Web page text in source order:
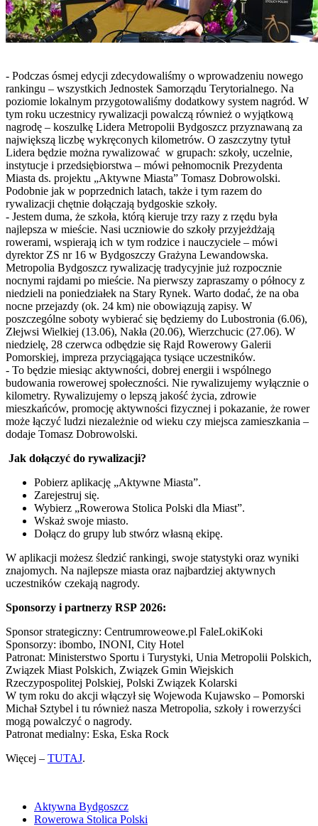
- Podczas ósmej edycji zdecydowaliśmy o wprowadzeniu nowego
rankingu – wszystkich Jednostek Samorządu Terytorialnego. Na
poziomie lokalnym przygotowaliśmy dodatkowy system nagród. W
tym roku uczestnicy rywalizacji powalczą również o wyjątkową
nagrodę – koszulkę Lidera Metropolii Bydgoszcz przyznawaną za
największą liczbę wykręconych kilometrów. O zaszczytny tytuł
Lidera będzie można rywalizować w grupach: szkoły, uczelnie,
instytucje i przedsiębiorstwa – mówi pełnomocnik Prezydenta
Miasta ds. projektu „Aktywne Miasta” Tomasz Dobrowolski.
Podobnie jak w poprzednich latach, także i tym razem do
rywalizacji chętnie dołączają bydgoskie szkoły.
- Jestem duma, że szkoła, którą kieruje trzy razy z rzędu była
najlepsza w mieście. Nasi uczniowie do szkoły przyjeżdżają
rowerami, wspierają ich w tym rodzice i nauczyciele – mówi
dyrektor ZS nr 16 w Bydgoszczy Grażyna Lewandowska.
Metropolia Bydgoszcz rywalizację tradycyjnie już rozpocznie
nocnymi rajdami po mieście. Na pierwszy zapraszamy o północy z
niedzieli na poniedziałek na Stary Rynek. Warto dodać, że na oba
nocne przejazdy (ok. 24 km) nie obowiązują zapisy. W
poszczególne soboty wybierać się będziemy do Lubostronia (6.06),
Złejwsi Wielkiej (13.06), Nakła (20.06), Wierzchucic (27.06). W
niedzielę, 28 czerwca odbędzie się Rajd Rowerowy Galerii
Pomorskiej, impreza przyciągająca tysiące uczestników.
- To będzie miesiąc aktywności, dobrej energii i wspólnego
budowania rowerowej społeczności. Nie rywalizujemy wyłącznie o
kilometry. Rywalizujemy o lepszą jakość życia, zdrowie
mieszkańców, promocję aktywności fizycznej i pokazanie, że rower
może łączyć ludzi niezależnie od wieku czy miejsca zamieszkania –
dodaje Tomasz Dobrowolski.
Jak dołączyć do rywalizacji?
Pobierz aplikację „Aktywne Miasta”.
Zarejestruj się.
Wybierz „Rowerowa Stolica Polski dla Miast”.
Wskaż swoje miasto.
Dołącz do grupy lub stwórz własną ekipę.
W aplikacji możesz śledzić rankingi, swoje statystyki oraz wyniki
znajomych. Na najlepsze miasta oraz najbardziej aktywnych
uczestników czekają nagrody.
Sponsorzy i partnerzy RSP 2026:
Sponsor strategiczny: Centrumroweowe.pl FaleLokiKoki
Sponsorzy: ibombo, INONI, City Hotel
Patronat: Ministerstwo Sportu i Turystyki, Unia Metropolii Polskich,
Związek Miast Polskich, Związek Gmin Wiejskich
Rzeczypospolitej Polskiej, Polski Związek Kolarski
W tym roku do akcji włączył się Wojewoda Kujawsko – Pomorski
Michał Sztybel i tu również nasza Metropolia, szkoły i rowerzyści
mogą powalczyć o nagrody.
Patronat medialny: Eska, Eska Rock
Więcej – TUTAJ.
Aktywna Bydgoszcz
Rowerowa Stolica Polski